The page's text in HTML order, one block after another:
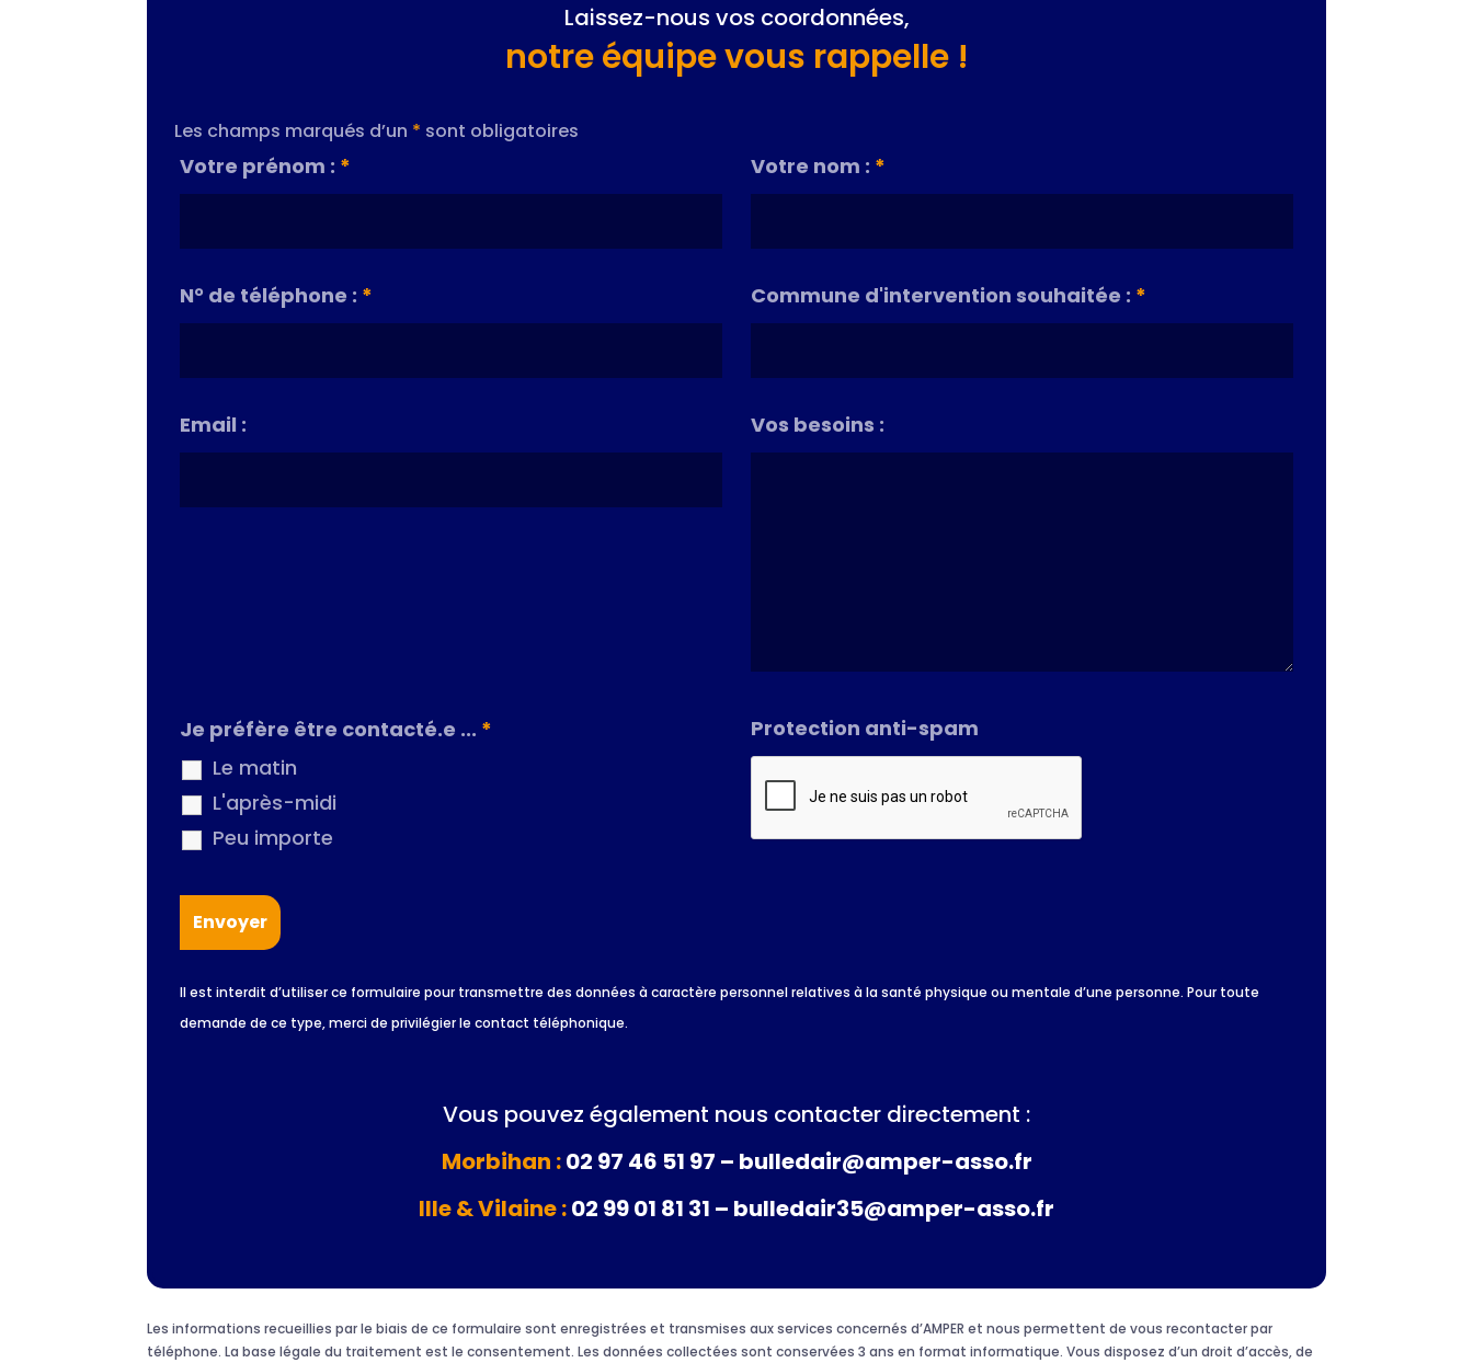
Laissez-nous vos coordonnées,
notre équipe vous rappelle !
Les champs marqués d’un * sont obligatoires
Votre prénom : * Votre nom : *
N° de téléphone : * Commune d'intervention souhaitée : *
Email : Vos besoins :
Je préfère être contacté.e ... *
Le matin
L'après-midi
Peu importe
Protection anti-spam
Il est interdit d’utiliser ce formulaire pour transmettre des données à caractère personnel relatives à la santé physique ou mentale d’une personne. Pour toute
demande de ce type, merci de privilégier le contact téléphonique.
Vous pouvez également nous contacter directement :
Morbihan :02 97 46 51 97 – bulledair@amper-asso.fr
Ille & Vilaine :02 99 01 81 31 – bulledair35@amper-asso.fr
Les informations recueillies par le biais de ce formulaire sont enregistrées et transmises aux services concernés d’AMPER et nous permettent de vous recontacter par
téléphone. La base légale du traitement est le consentement. Les données collectées sont conservées 3 ans en format informatique. Vous disposez d’un droit d’accès, de